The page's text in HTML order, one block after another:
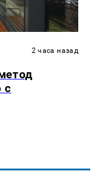
2 часа назад
с